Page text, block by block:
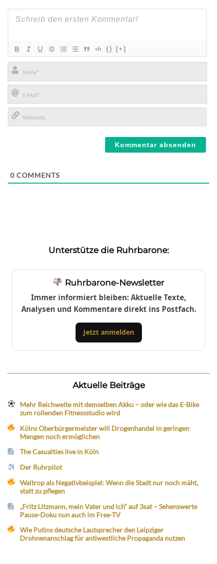
{} [+]
Name*
E-
Mail*
0 COMMENTS
Unterstütze die Ruhrbarone:
Ruhrbarone-Newsletter
Immer informiert bleiben: Aktuelle Texte,
Analysen und Kommentare direkt ins Postfach.
Jetzt anmelden
Aktuelle Beiträge
Mehr Reichweite mit demselben Akku – oder wie das E-Bike
zum rollenden Fitnessstudio wird
Kölns Oberbürgermeister will Drogenhandel in geringen
Mengen noch ermöglichen
The Casualties live in Köln
Der Ruhrpilot
Waltrop als Negativbeispiel: Wenn die Stadt nur noch mäht,
statt zu pflegen
„Fritz Litzmann, mein Vater und ich“ auf 3sat – Sehenswerte
Pause-Doku nun auch im Free-TV
Wie Putins deutsche Lautsprecher den Leipziger
Drohnenanschlag für antiwestliche Propaganda nutzen